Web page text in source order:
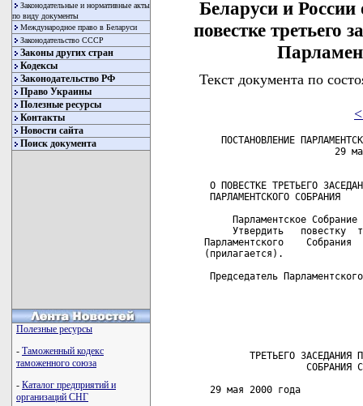
Законодательные и нормативные акты
по виду документы
Международное право в Беларуси
Законодательство СССР
Законы других стран
Кодексы
Законодательство РФ
Право Украины
Полезные ресурсы
Контакты
Новости сайта
Поиск документа
Полезные ресурсы
- Таможенный кодекс
таможенного союза
- Каталог предприятий и
организаций СНГ
Беларуси и
повестке третьего
Текст документа по
ПОСТАНОВЛЕНИЕ
29
О ПОВЕСТКЕ ТРЕТЬЕГО
ПАРЛАМЕНТСКОГО СОБРАНИЯ
Парламентское Собрание
Утвердить   повестку
Парламентского
(прилагается).
Председатель
ТРЕТЬЕГО ЗАСЕДАНИЯ
СОБРАНИЯ
29 мая 2000 года